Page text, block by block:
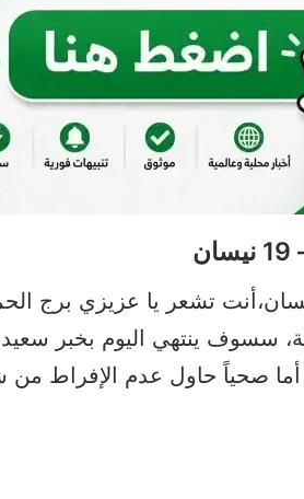
اليوم وتوقعات برج الحمل اليوم 21 آذار – 19
سسوف ينتهي اليوم بخبر
أما صحياً حاول عدم الإفراط